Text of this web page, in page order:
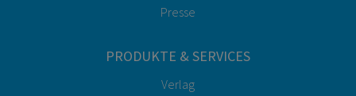
Presse
PRODUKTE & SERVICES
Verlag